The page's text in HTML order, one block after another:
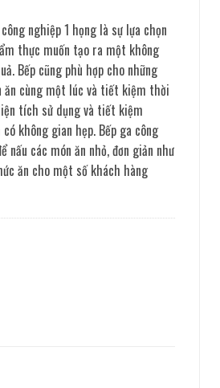
nghiệp 1 họng là sự lựa chọn
thực muốn tạo ra một không
Bếp cũng phù hợp cho những
ăn cùng một lúc và tiết kiệm thời
tích sử dụng và tiết kiệm
không gian hẹp. Bếp ga công
nấu các món ăn nhỏ, đơn giản như
ăn cho một số khách hàng